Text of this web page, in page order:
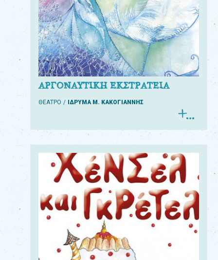
ΑΡΓΟΝΑΥΤΙΚΗ ΕΚΣΤΡΑΤΕΙΑ
ΘΕΑΤΡΟ ΙΔΡΥΜΑ Μ. ΚΑΚΟΓΙΑΝΝΗΣ